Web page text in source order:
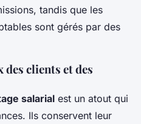
tandis que les
sont gérés par des
clients et des
salarial est un atout qui
Ils conservent leur